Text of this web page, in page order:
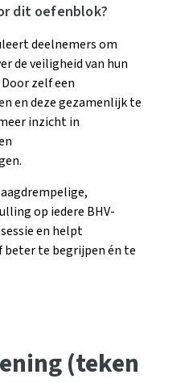
dit oefenblok?
deelnemers om
de veiligheid van hun
zelf een
en deze gezamenlijk te
inzicht in
op iedere BHV-
en helpt
beter te begrijpen én te
(teken